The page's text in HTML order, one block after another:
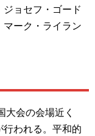
ョセフ・ゴード
ーク・ライラン
会の会場近く
われる。平和的